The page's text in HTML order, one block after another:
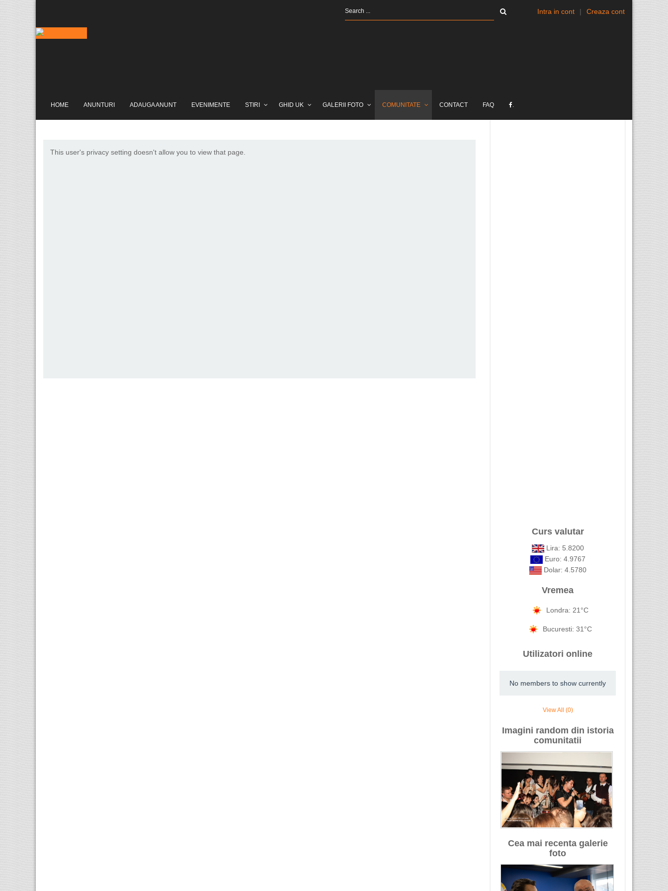
Intra in cont | Creaza cont
HOME ANUNTURI ADAUGA ANUNT EVENIMENTE STIRI GHID UK GALERII FOTO COMUNITATE CONTACT FAQ .
This user's privacy setting doesn't allow you to view that page.
Curs valutar
Lira: 5.8200
Euro: 4.9767
Dolar: 4.5780
Vremea
Londra: 21°C
Bucuresti: 31°C
Utilizatori online
No members to show currently
View All (0)
Imagini random din istoria
comunitatii
Cea mai recenta galerie
foto